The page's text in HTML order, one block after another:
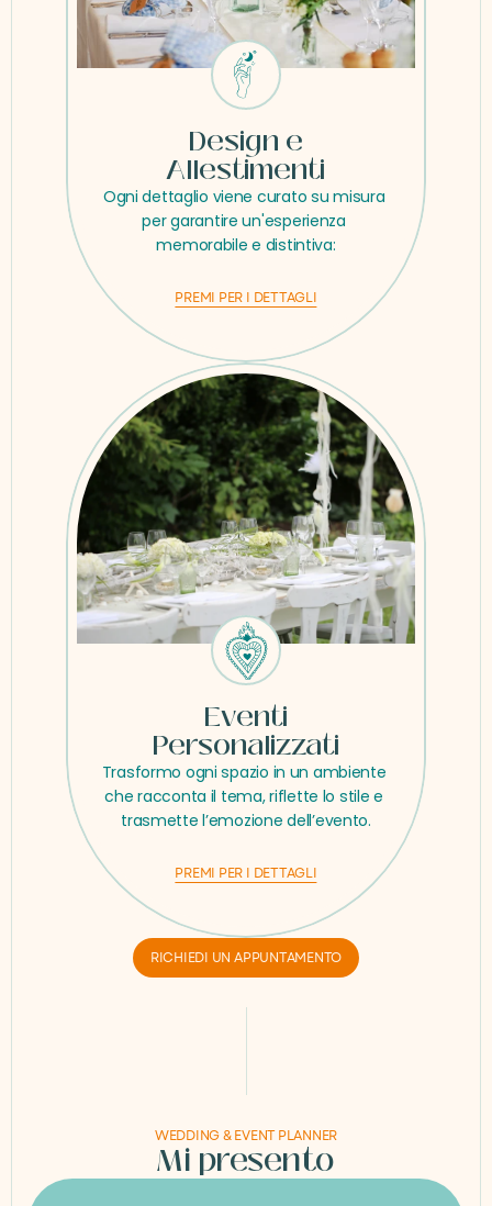
Design e
Allestimenti
Ogni dettaglio viene curato su misura
per garantire un'esperienza
memorabile e distintiva:
PREMI PER I DETTAGLI
Eventi
Personalizzati
Trasformo ogni spazio in un ambiente
che racconta il tema, riflette lo stile e
trasmette l’emozione dell’evento.
PREMI PER I DETTAGLI
RICHIEDI UN APPUNTAMENTO
WEDDING & EVENT PLANNER
Mi presento